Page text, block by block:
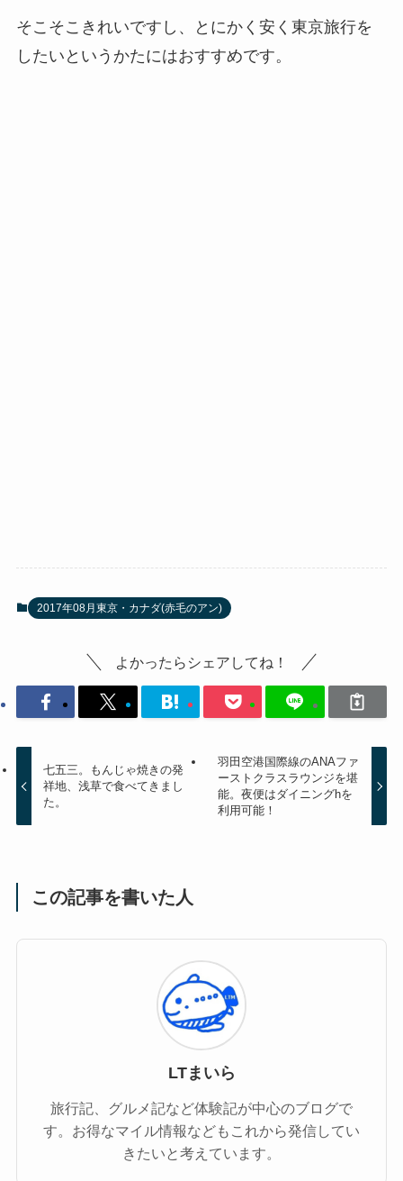
そこそこきれいですし、とにかく安く東京旅行を
したいというかたにはおすすめです。
2017年08月東京・カナダ(赤毛のアン)
よかったらシェアしてね！
七五三。もんじゃ焼きの発
祥地、浅草で食べてきまし
た。
羽田空港国際線のANAファ
ーストクラスラウンジを堪
能。夜便はダイニングhを
利用可能！
この記事を書いた人
LTまいら
旅行記、グルメ記など体験記が中心のブログで
す。お得なマイル情報などもこれから発信してい
きたいと考えています。